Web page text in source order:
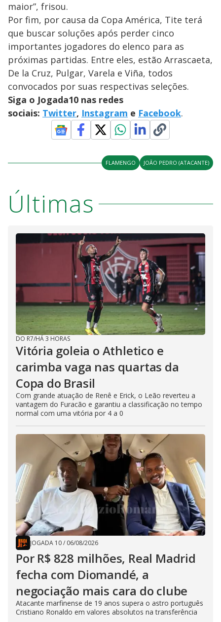
maior”, frisou.
Por fim, por causa da Copa América, Tite terá
que buscar soluções após perder cinco
importantes jogadores do elenco para as
próximas partidas. Entre eles, estão Arrascaeta,
De la Cruz, Pulgar, Varela e Viña, todos
convocados por suas respectivas seleções.
Siga o Jogada10 nas redes
sociais: Twitter, Instagram e Facebook.
FLAMENGO JOÃO PEDRO (ATACANTE)
Últimas
DO R7/HÁ 3 HORAS
Vitória goleia o Athletico e
carimba vaga nas quartas da
Copa do Brasil
Com grande atuação de Renê e Erick, o Leão reverteu a
vantagem do Furacão e garantiu a classificação no tempo
normal com uma vitória por 4 a 0
JOGADA 10/ 06/08/2026
Por R$ 828 milhões, Real Madrid
fecha com Diomandé, a
negociação mais cara do clube
Atacante marfinense de 19 anos supera o astro português
Cristiano Ronaldo em valores absolutos na transferência